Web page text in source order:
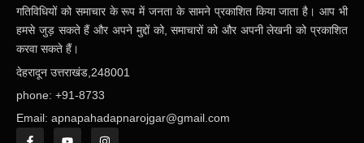
गतिविधियों को समाचार के रूप में जनता के सामने प्रकाशित किया जाता है। आप भी
हमसे जुड़ सकते हैं और अपने मुद्दों को, समाचारों को और अपनी लेखनी को प्रकाशित
करवा सकते हैं।
देहरादून उत्तराखंड,248001
phone: +91-8733
Email: apnapahadapnarojgar@gmail.com